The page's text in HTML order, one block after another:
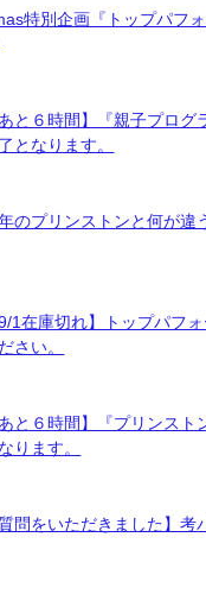
特別企画『トップパフ
あと６時間】『親子プログ
となります。
のプリンストンと何が違
9/1在庫切れ】トップパフ
さい。
あと６時間】『プリンス
ります。
質問をいただきました】考